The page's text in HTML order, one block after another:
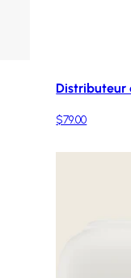
Distributeur
$79.00